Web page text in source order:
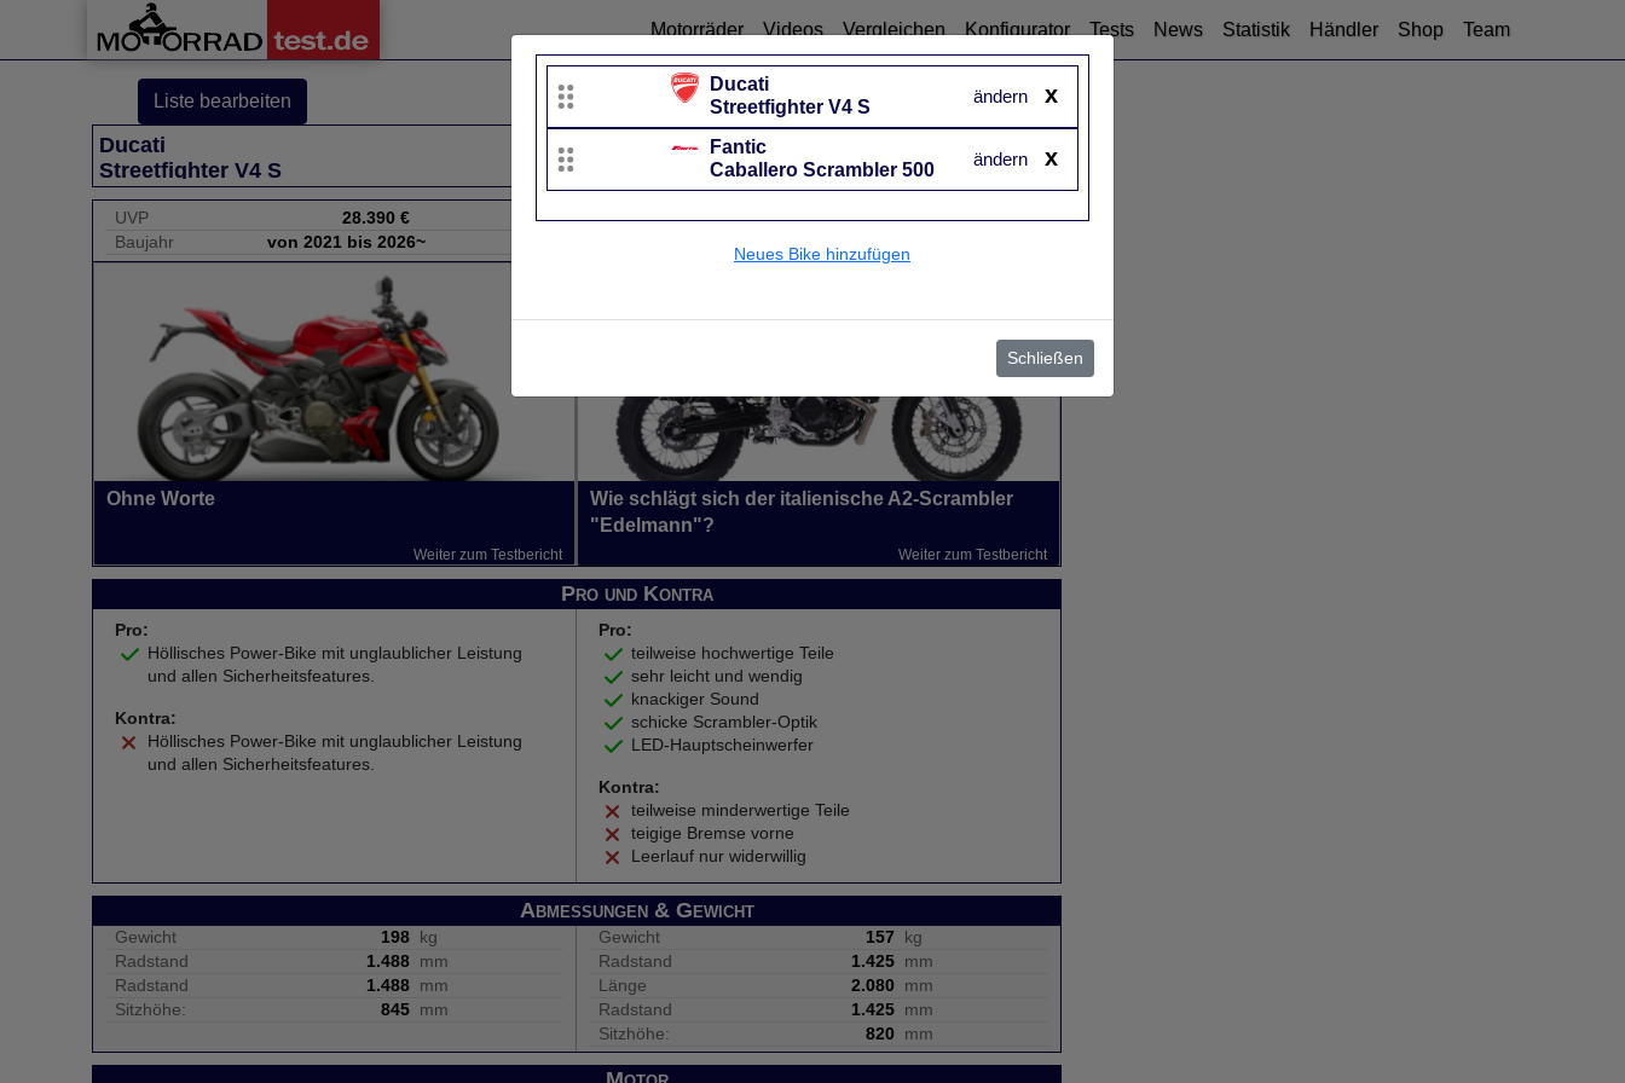
Motorräder Videos Vergleichen Konfigurator Tests News Statistik Händler Shop Team
Liste bearbeiten
Ducati
Streetfighter V4 S
Caballero Scrambler 500
UVP
28.390 €
Baujahr
von 2021 bis 2026~
UVP
7.290 €
Ohne Worte
Weiter zum Testbericht
Wie schlägt sich der italienische A2-Scrambler
"Edelmann"?
Weiter zum Testbericht
Pro und Kontra
Pro:
Höllisches Power-Bike mit unglaublicher Leistung
und allen Sicherheitsfeatures.
Kontra:
Höllisches Power-Bike mit unglaublicher Leistung
und allen Sicherheitsfeatures.
Pro:
teilweise hochwertige Teile
sehr leicht und wendig
knackiger Sound
schicke Scrambler-Optik
LED-Hauptscheinwerfer
Kontra:
teilweise minderwertige Teile
teigige Bremse vorne
Leerlauf nur widerwillig
Abmessungen & Gewicht
Gewicht 198 kg
Radstand
1.488 mm
Radstand
1.488 mm
Sitzhöhe:
845 mm
Gewicht 157
kg
Radstand
1.425 mm
Länge
2.080
mm
Radstand
1.425 mm
Sitzhöhe:
820 mm
x
Ducati
Streetfighter V4 S
ändern
x
Fantic
Caballero Scrambler 500
ändern
Neues Bike hinzufügen
Schließen